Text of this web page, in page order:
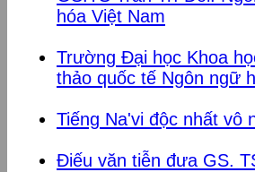
hóa Việt Nam
Trường Đại học Khoa
thảo quốc tế Ngôn ngữ
Tiếng Na'vi độc nhất vô
Điếu văn tiễn đưa GS.